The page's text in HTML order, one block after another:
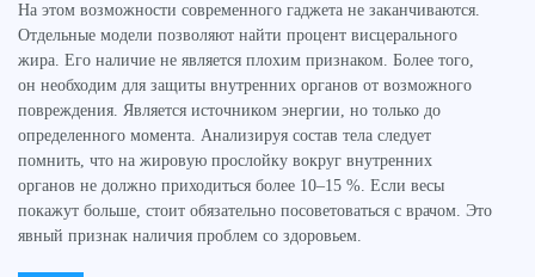
На этом возможности современного гаджета не заканчиваются.
Отдельные модели позволяют найти процент висцерального
жира. Его наличие не является плохим признаком. Более того,
он необходим для защиты внутренних органов от возможного
повреждения. Является источником энергии, но только до
определенного момента. Анализируя состав тела следует
помнить, что на жировую прослойку вокруг внутренних
органов не должно приходиться более 10–15 %. Если весы
покажут больше, стоит обязательно посоветоваться с врачом. Это
явный признак наличия проблем со здоровьем.